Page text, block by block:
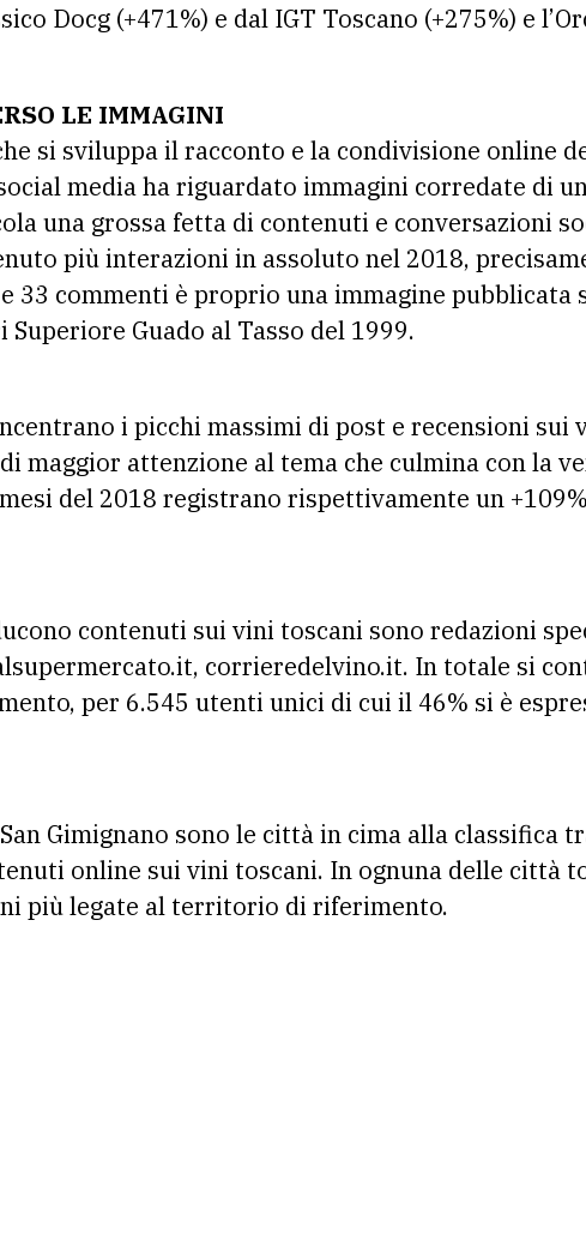
Docg (+471%) e dal IGT Toscano (+275%) e
LE IMMAGINI
si sviluppa il racconto e la condivisione online
media ha riguardato immagini corredate di
una grossa fetta di contenuti e conversazioni
più interazioni in assoluto nel 2018,
33 commenti è proprio una immagine pubblicata
Guado al Tasso del 1999.
i picchi massimi di post e recensioni sui
maggior attenzione al tema che culmina con la
del 2018 registrano rispettivamente un
contenuti sui vini toscani sono redazioni
corrieredelvino.it. In totale si
per 6.545 utenti unici di cui il 46% si è
Gimignano sono le città in cima alla classifica
online sui vini toscani. In ognuna delle città
più legate al territorio di riferimento.